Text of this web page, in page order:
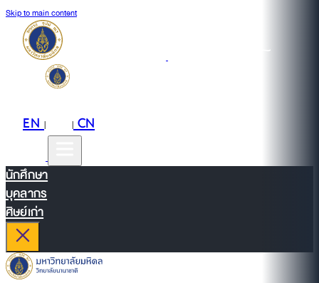
Skip to main content
EN| |CN
นักศึกษา
บุคลากร
ศิษย์เก่า